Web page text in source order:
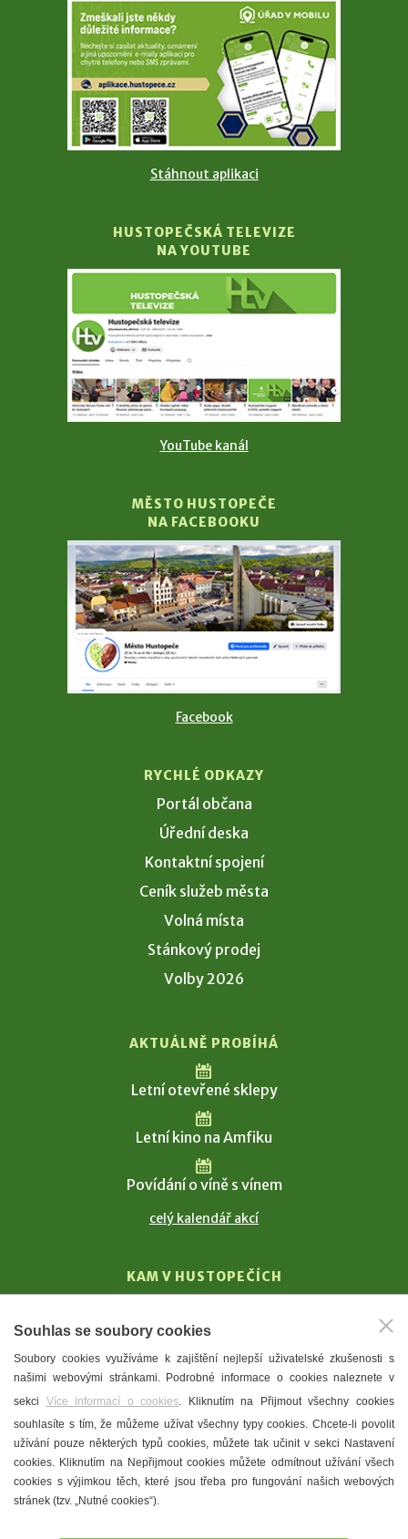
Stáhnout aplikaci
HUSTOPEČSKÁ TELEVIZE
NA YOUTUBE
YouTube kanál
MĚSTO HUSTOPEČE
NA FACEBOOKU
Facebook
RYCHLÉ ODKAZY
Portál občana
Úřední deska
Kontaktní spojení
Ceník služeb města
Volná místa
Stánkový prodej
Volby 2026
AKTUÁLNĚ PROBÍHÁ
Letní otevřené sklepy
Letní kino na Amfiku
Povídání o víně s vínem
celý kalendář akcí
KAM V HUSTOPEČÍCH
T. G. Masaryk
Mandloně
Ubytování
Restaurace
Městské muzeum a galerie
Denní meníčka
Souhlas se soubory cookies
Soubory cookies využíváme k zajištění nejlepší uživatelské zkušenosti s
našimi webovými stránkami. Podrobné informace o cookies naleznete v
sekci Více informací o cookies. Kliknutím na Přijmout všechny cookies
souhlasíte s tím, že můžeme užívat všechny typy cookies. Chcete-li povolit
užívání pouze některých typů cookies, můžete tak učinit v sekci Nastavení
cookies. Kliknutím na Nepřijmout cookies můžete odmítnout užívání všech
cookies s výjimkou těch, které jsou třeba pro fungování našich webových
stránek (tzv. „Nutné cookies“).